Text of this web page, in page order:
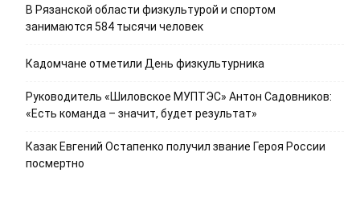
В Рязанской области физкультурой и спортом
занимаются 584 тысячи человек
Кадомчане отметили День физкультурника
Руководитель «Шиловское МУПТЭС» Антон Садовников:
«Есть команда – значит, будет результат»
Казак Евгений Остапенко получил звание Героя России
посмертно